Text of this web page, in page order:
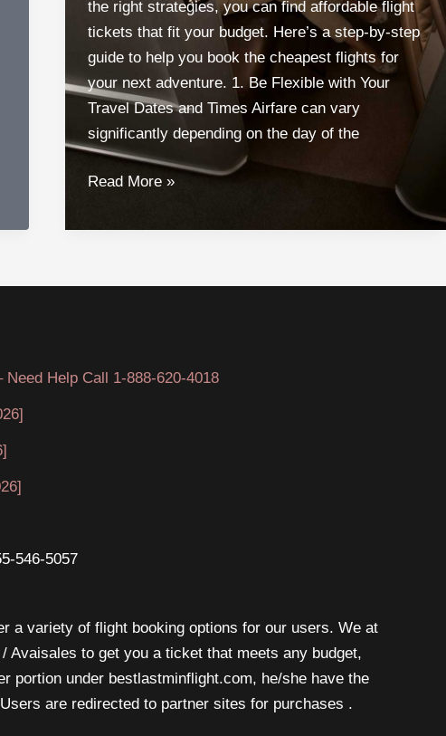
se
desarrollan
las
investigaciones
the right strategies, you can find affordable flight
tickets that fit your budget. Here’s a step-by-step
guide to help you book the cheapest flights for
your next adventure. 1. Be Flexible with Your
Travel Dates and Times Airfare can vary
significantly depending on the day of the
Is
Flight
Cheapest
To
Read More »
Help Call 1-888-620-4018
546-5057
a variety of flight booking options for our users. We at
to get you a ticket that meets any budget,
portion under bestlastminflight.com, he/she have the
are redirected to partner sites for purchases .